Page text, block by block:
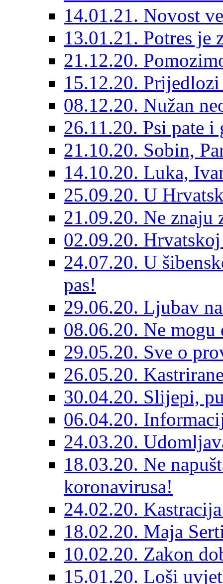
14.01.21. Novost
13.01.21. Potres je
21.12.20.
15.12.20.
08.12.20. Nužan
26.11.20. Psi pate
21.10.20. Sobin,
14.10.20. Luka,
25.09.20. U
21.09.20. Ne znaju
02.09.20.
24.07.20. U
pas!
29.06.20. Ljubav
08.06.20. Ne
29.05.20. Sve o
26.05.20.
30.04.20. Slijepi,
06.04.20.
24.03.20.
18.03.20. Ne
koronavirusa!
24.02.20.
18.02.20. Maja
10.02.20. Zakon
15.01.20. Loši